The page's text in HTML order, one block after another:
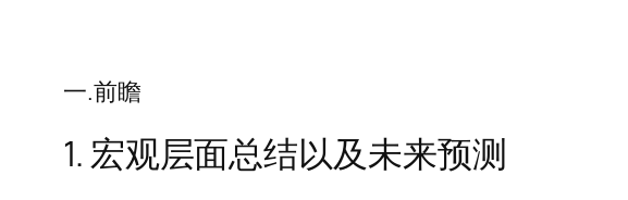
一.前瞻
1. 宏观层面总结以及未来预测